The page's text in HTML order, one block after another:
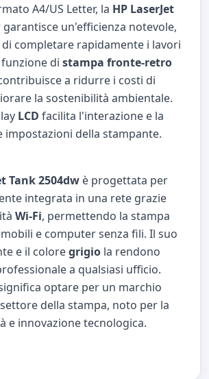
A4/US Letter, la HP LaserJet
garantisce un'efficienza notevole,
completare rapidamente i lavori
di stampa fronte-retro
a ridurre i costi di
la sostenibilità ambientale.
LCD facilita l'interazione e la
impostazioni della stampante.
Tank 2504dw è progettata per
integrata in una rete grazie
Wi-Fi, permettendo la stampa
e computer senza fili. Il suo
e il coloregrigio la rendono
a qualsiasi ufficio.
optare per un marchio
della stampa, noto per la
e innovazione tecnologica.